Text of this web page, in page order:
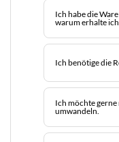
Ich habe die
warum erhalte
Ich benötige die
Ich möchte
umwandeln.